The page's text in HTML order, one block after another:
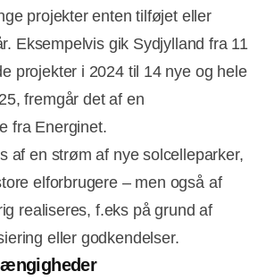
projekter enten tilføjet eller
Eksempelvis gik Sydjylland fra 11
projekter i 2024 til 14 nye og hele
fremgår det af en
fra Energinet.
af en strøm af nye solcelleparker,
elforbrugere – men også af
realiseres, f.eks på grund af
eller godkendelser.